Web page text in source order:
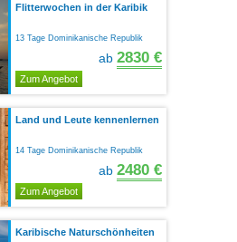
Flitterwochen in der Karibik
13 Tage Dominikanische Republik
ab 2830 €
Zum Angebot
Land und Leute kennenlernen
14 Tage Dominikanische Republik
ab 2480 €
Zum Angebot
Karibische Naturschönheiten